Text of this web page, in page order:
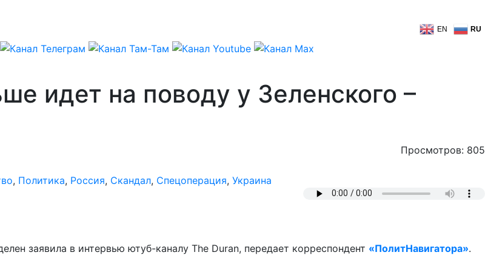
EN RU
идет на поводу у Зеленского –
Просмотров: 805
, Политика, Россия, Скандал, Спецоперация, Украина
заявила в интервью ютуб-каналу The Duran, передает корреспондент «ПолитНавигатора».